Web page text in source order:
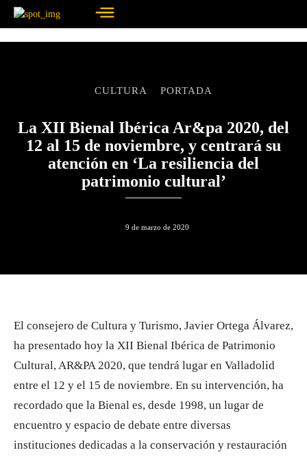
CULTURA PORTADA
La XII Bienal Ibérica Ar&pa 2020, del
12 al 15 de noviembre, y centrará su
atención en ‘La resiliencia del
patrimonio cultural’
9 de marzo de 2020
El consejero de Cultura y Turismo, Javier Ortega Álvarez,
ha presentado hoy la XII Bienal Ibérica de Patrimonio
Cultural, AR&PA 2020, que tendrá lugar en Valladolid
entre el 12 y el 15 de noviembre. En su intervención, ha
recordado que la Bienal es, desde 1998, un lugar de
encuentro y espacio de debate entre diversas
instituciones dedicadas a la conservación y restauración